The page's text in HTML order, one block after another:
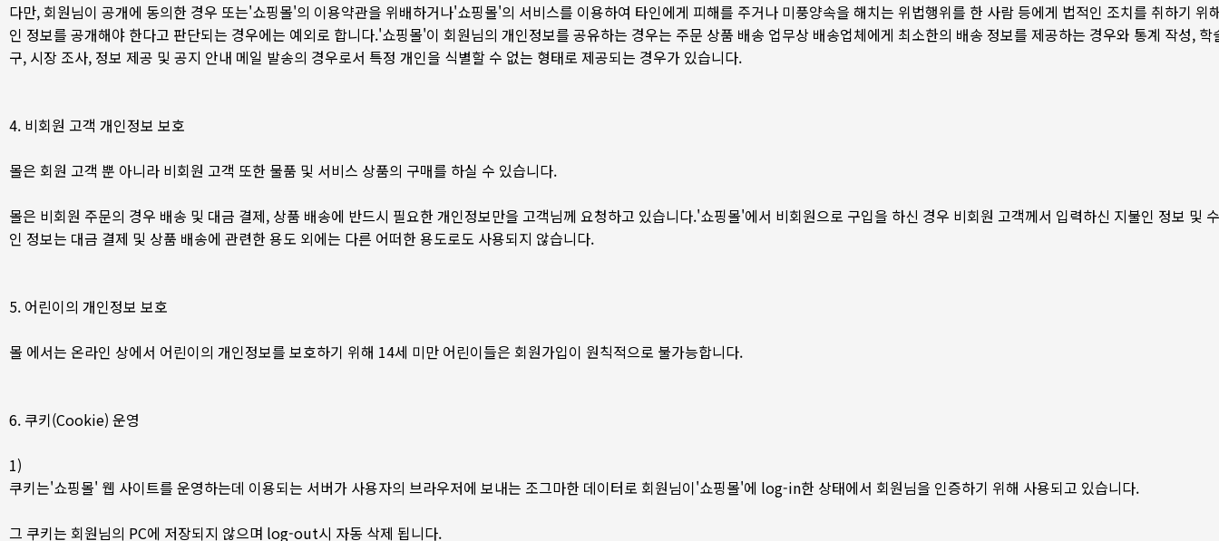
다만, 회원님이 공개에 동의한 경우 또는'쇼핑몰'의 이용약관을 위배하거나'쇼핑몰'의 서비스를 이용하여 타인에게 피해를 주거나 미풍양속을 해치는 위법행위를 한 사람 등에게 법적인 조치를 취하기 위
인 정보를 공개해야 한다고 판단되는 경우에는 예외로 합니다.'쇼핑몰'이 회원님의 개인정보를 공유하는 경우는 주문 상품 배송 업무상 배송업체에게 최소한의 배송 정보를 제공하는 경우와 통계 작성, 학
구, 시장 조사, 정보 제공 및 공지 안내 메일 발송의 경우로서 특정 개인을 식별할 수 없는 형태로 제공되는 경우가 있습니다.
4. 비회원 고객 개인정보 보호
몰은 회원 고객 뿐 아니라 비회원 고객 또한 물품 및 서비스 상품의 구매를 하실 수 있습니다.
몰은 비회원 주문의 경우 배송 및 대금 결제, 상품 배송에 반드시 필요한 개인정보만을 고객님께 요청하고 있습니다.'쇼핑몰'에서 비회원으로 구입을 하신 경우 비회원 고객께서 입력하신 지불인 정보 및
인 정보는 대금 결제 및 상품 배송에 관련한 용도 외에는 다른 어떠한 용도로도 사용되지 않습니다.
5. 어린이의 개인정보 보호
몰 에서는 온라인 상에서 어린이의 개인정보를 보호하기 위해 14세 미만 어린이들은 회원가입이 원칙적으로 불가능합니다.
6. 쿠키(Cookie) 운영
1)
쿠키는'쇼핑몰' 웹 사이트를 운영하는데 이용되는 서버가 사용자의 브라우저에 보내는 조그마한 데이터로 회원님이'쇼핑몰'에 log-in한 상태에서 회원님을 인증하기 위해 사용되고 있습니다.
그 쿠키는 회원님의 PC에 저장되지 않으며 log-out시 자동 삭제 됩니다.